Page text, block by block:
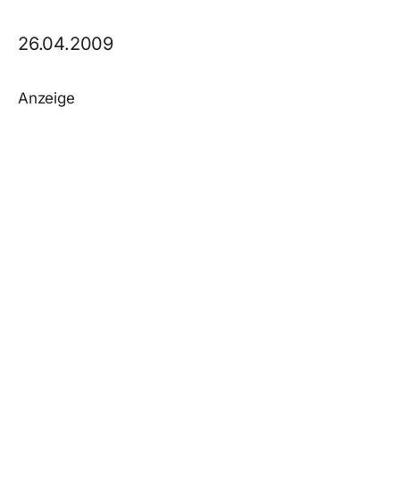
26.04.2009
Anzeige